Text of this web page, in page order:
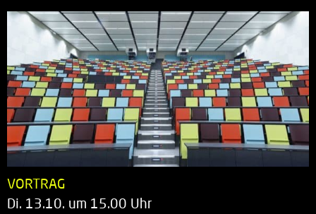
VORTRAG
Di. 13.10. um 15.00 Uhr